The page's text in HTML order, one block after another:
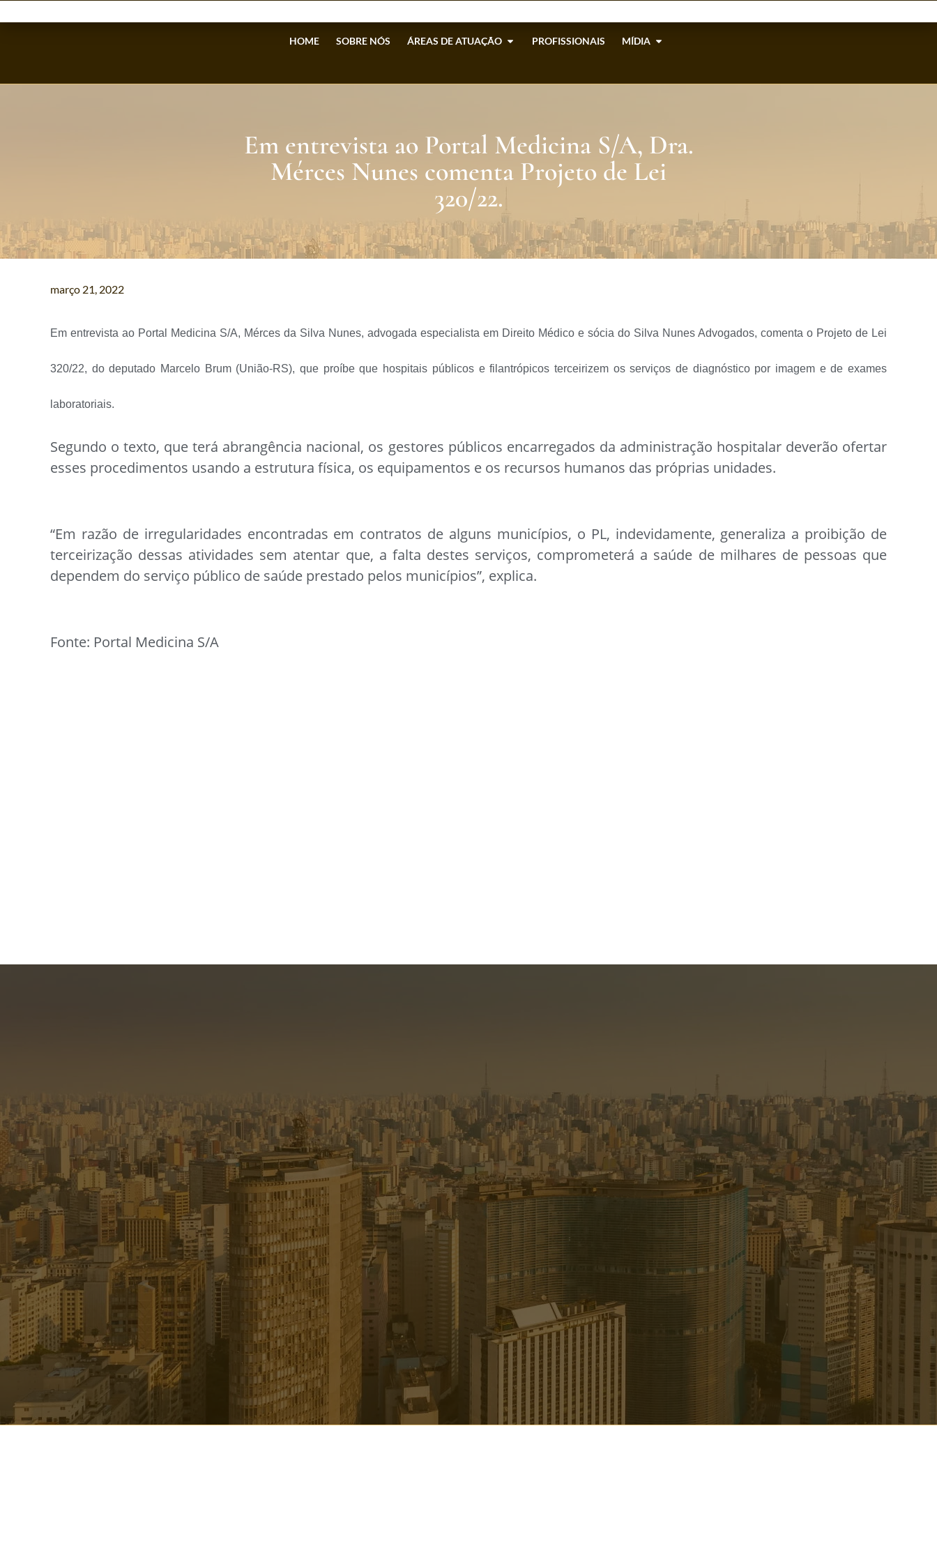
HOME SOBRE NÓS ÁREAS DE ATUAÇÃO PROFISSIONAIS MÍDIA
Em entrevista ao Portal Medicina S/A, Dra.
Mérces Nunes comenta Projeto de Lei
320/22.
março 21, 2022
Em entrevista ao Portal Medicina S/A, Mérces da Silva Nunes, advogada especialista em Direito Médico e sócia do Silva Nunes Advogados, comenta o Projeto de Lei
320/22, do deputado Marcelo Brum (União-RS), que proíbe que hospitais públicos e filantrópicos terceirizem os serviços de diagnóstico por imagem e de exames
laboratoriais.
Segundo o texto, que terá abrangência nacional, os gestores públicos encarregados da administração hospitalar deverão ofertar
esses procedimentos usando a estrutura física, os equipamentos e os recursos humanos das próprias unidades.
“Em razão de irregularidades encontradas em contratos de alguns municípios, o PL, indevidamente, generaliza a proibição de
terceirização dessas atividades sem atentar que, a falta destes serviços, comprometerá a saúde de milhares de pessoas que
dependem do serviço público de saúde prestado pelos municípios”, explica.
Fonte: Portal Medicina S/A